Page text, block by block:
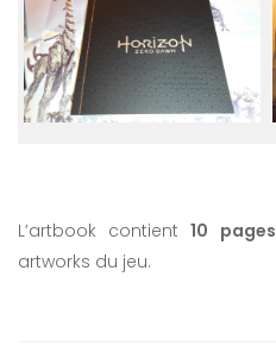
L’artbook contient10 pages
artworks du jeu.